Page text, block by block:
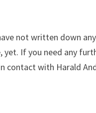
not written down
yet. If you need any
contact with Harald